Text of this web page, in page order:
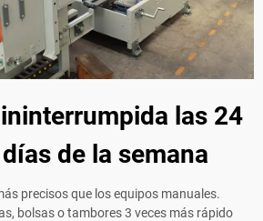
las 24
de la semana
precisos que los equipos manuales.
bolsas o tambores 3 veces más rápido